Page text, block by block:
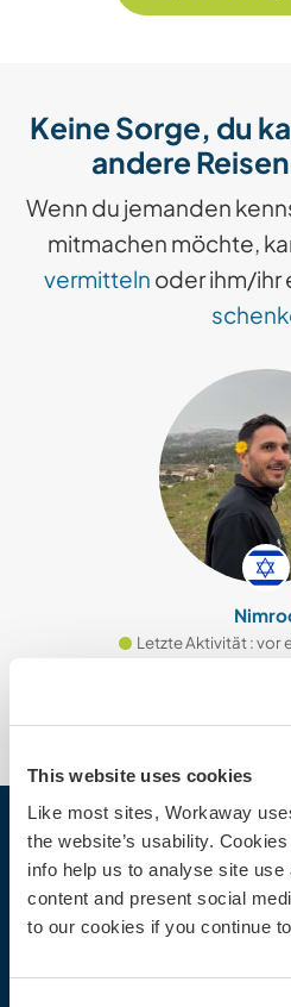
This website uses cookies
Like most sites, Workaway
the website’s usability.
info help us to analyse site
content and present social
to our cookies if you continue
Keine Sorge, du
andere
Wenn du jemanden
mitmachen möchte,
vermitteln oder ihm/ihr
Letzte Aktivität : vor
Workaway
Gastgeber finden
Informationen für Gastgeber
Als Workawayer registrieren